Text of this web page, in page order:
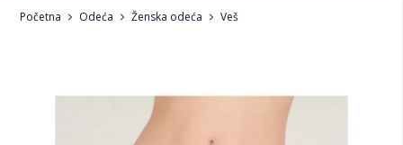
Početna Odeća Ženska odeća Veš